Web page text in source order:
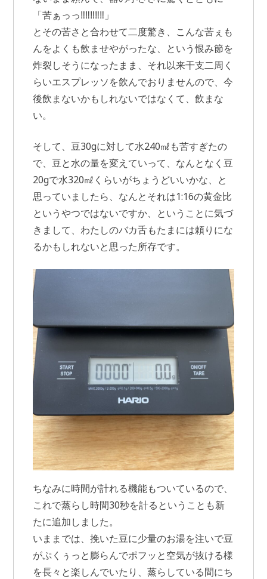
「苦ぁっっ‼‼‼‼‼」
とその苦さと合わせて二度驚き、こんな苦ぇも
んをよくも飲ませやがったな、という恨み節を
炸裂しそうになったまま、それ以来干支二周く
らいエスプレッソを飲んでおりませんので、今
後飲まないかもしれないではなくて、飲まな
い。
そして、豆30gに対して水240㎖も苦すぎたの
で、豆と水の量を変えていって、なんとなく豆
20gで水320㎖くらいがちょうどいいかな、と
思っていましたら、なんとそれは1:16の黄金比
というやつではないですか、ということに気づ
きまして、わたしのバカ舌もたまには頼りにな
るかもしれないと思った所存です。
ちなみに時間が計れる機能もついているので、
これで蒸らし時間30秒を計るということも新
たに追加しました。
いままでは、挽いた豆に少量のお湯を注いで豆
がぷくぅっと膨らんでポフッと空気が抜ける様
を長々と楽しんでいたり、蒸らしている間にち